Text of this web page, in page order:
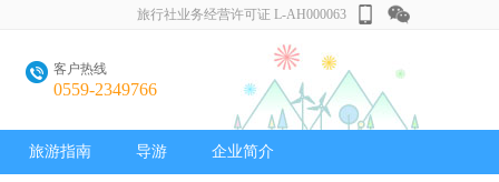
旅行社业务经营许可证 L-AH000063
客户热线
0559-2349766
旅游指南 导游 企业简介